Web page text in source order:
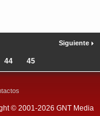
44 45
Siguiente
© 2001-2026 GNT Media